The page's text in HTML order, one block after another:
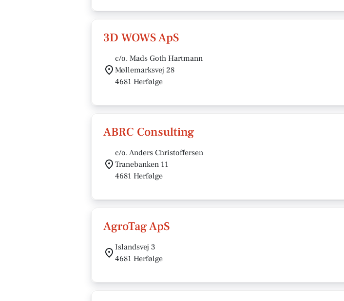
3D WOWS ApS
c/o. Mads Goth Hartmann
Møllemarksvej 28
4681 Herfølge
ABRC Consulting
c/o. Anders Christoffersen
Tranebanken 11
4681 Herfølge
AgroTag ApS
Islandsvej 3
4681 Herfølge